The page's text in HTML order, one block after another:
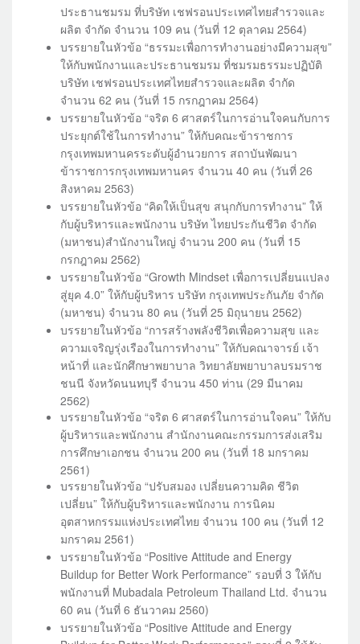
ประธานชมรม ที่บริษัท เชฟรอนประเทศไทยสำรวจและ
ผลิต จำกัด จำนวน 109 คน (วันที่ 12 ตุลาคม 2564)
บรรยายในหัวข้อ “ธรรมะเพื่อการทำงานอย่างมีความสุข”
ให้กับพนักงานและประธานชมรม ที่ชมรมธรรมะปฏิบัติ
บริษัท เชฟรอนประเทศไทยสำรวจและผลิต จำกัด
จำนวน 62 คน (วันที่ 15 กรกฎาคม 2564)
บรรยายในหัวข้อ “จริต 6 ศาสตร์ในการอ่านใจคนกับการ
ประยุกต์ใช้ในการทำงาน” ให้กับคณะข้าราชการ
กรุงเทพมหานครระดับผู้อำนวยการ สถาบันพัฒนา
ข้าราชการกรุงเทพมหานคร จำนวน 40 คน (วันที่ 26
สิงหาคม 2563)
บรรยายในหัวข้อ “คิดให้เป็นสุข สนุกกับการทำงาน” ให้
กับผู้บริหารและพนักงาน บริษัท ไทยประกันชีวิต จำกัด
(มหาชน)สำนักงานใหญ่ จำนวน 200 คน (วันที่ 15
กรกฎาคม 2562)
บรรยายในหัวข้อ “Growth Mindset เพื่อการเปลี่ยนแปลง
สู่ยุค 4.0” ให้กับผู้บริหาร บริษัท กรุงเทพประกันภัย จำกัด
(มหาชน) จำนวน 80 คน (วันที่ 25 มิถุนายน 2562)
บรรยายในหัวข้อ “การสร้างพลังชีวิตเพื่อความสุข และ
ความเจริญรุ่งเรืองในการทำงาน” ให้กับคณาจารย์ เจ้า
หน้าที่ และนักศึกษาพยาบาล วิทยาลัยพยาบาลบรมราช
ชนนี จังหวัดนนทบุรี จำนวน 450 ท่าน (29 มีนาคม
2562)
​บรรยายในหัวข้อ “จริต 6 ศาสตร์ในการอ่านใจคน” ให้กับ
ผู้บริหารและพนักงาน สำนักงานคณะกรรมการส่งเสริม
การศึกษาเอกชน จำนวน 200 คน (วันที่ 18 มกราคม
2561)
บรรยายในหัวข้อ “ปรับสมอง เปลี่ยนความคิด ชีวิต
เปลี่ยน” ให้กับผู้บริหารและพนักงาน การนิคม
อุตสาหกรรมแห่งประเทศไทย จำนวน 100 คน (วันที่ 12
มกราคม 2561)
บรรยายในหัวข้อ “​Positive Attitude and Energy
Buildup for Better Work Performance” รอบที่ 3 ให้กับ
พนักงานที่ Mubadala Petroleum Thailand Ltd. จำนวน
60 คน (วันที่ 6 ธันวาคม 2560)
บรรยายในหัวข้อ “Positive Attitude and Energy